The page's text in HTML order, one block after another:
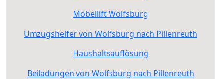
Möbellift Wolfsburg
Umzugshelfer von Wolfsburg nach Pillenreuth
Haushaltsauflösung
Beiladungen von Wolfsburg nach Pillenreuth